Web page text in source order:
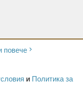
повече
и Политика за
права запазени.